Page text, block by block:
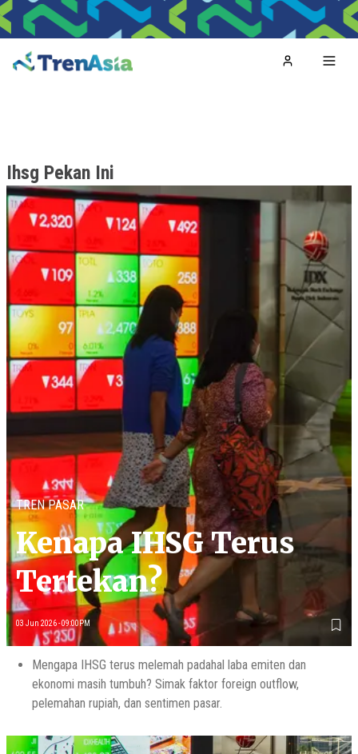
Home
Ihsg Pekan Ini
TREN PASAR
Kenapa IHSG Terus
Tertekan?
03 Jun 2026 - 09:00PM
Mengapa IHSG terus melemah padahal laba emiten dan
ekonomi masih tumbuh? Simak faktor foreign outflow,
pelemahan rupiah, dan sentimen pasar.